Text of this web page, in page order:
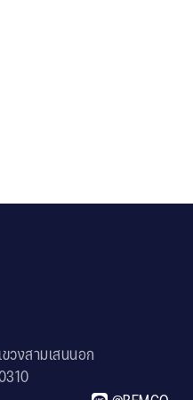
วงสามเสนนอก